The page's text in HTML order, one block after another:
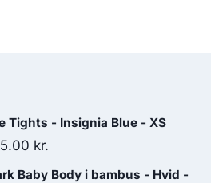
Tights - Insignia Blue - XS
kr.
price
Baby Body i bambus - Hvid -